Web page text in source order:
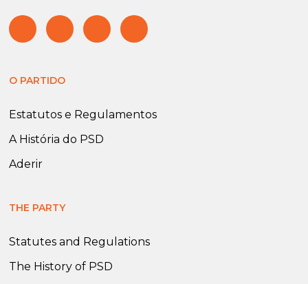
O PARTIDO
Estatutos e Regulamentos
A História do PSD
Aderir
THE PARTY
Statutes and Regulations
The History of PSD